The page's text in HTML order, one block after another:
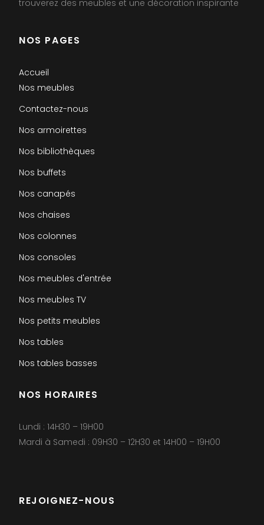
trouverez des meubles et une décoration inspirante
NOS PAGES
Accueil
Nos meubles
Contactez-nous
Nos armoirettes
Nos bibliothèques
Nos buffets
Nos canapés
Nos chaises
Nos colonnes
Nos consoles
Nos meubles d'entrée
Nos meubles TV
Nos petits meubles
Nos tables
Nos tables basses
NOS HORAIRES
Lundi : 14H30 – 19H00
Mardi à Samedi : 09H30 – 12H30 et 14H00 – 19H00
REJOIGNEZ-NOUS